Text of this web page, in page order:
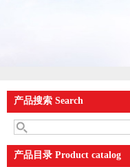
产品搜索 Search
产品目录 Product catalog